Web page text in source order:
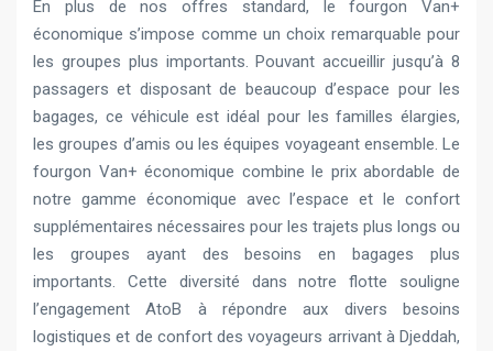
En plus de nos offres standard, le fourgon Van+
économique s’impose comme un choix remarquable pour
les groupes plus importants. Pouvant accueillir jusqu’à 8
passagers et disposant de beaucoup d’espace pour les
bagages, ce véhicule est idéal pour les familles élargies,
les groupes d’amis ou les équipes voyageant ensemble. Le
fourgon Van+ économique combine le prix abordable de
notre gamme économique avec l’espace et le confort
supplémentaires nécessaires pour les trajets plus longs ou
les groupes ayant des besoins en bagages plus
importants. Cette diversité dans notre flotte souligne
l’engagement AtoB à répondre aux divers besoins
logistiques et de confort des voyageurs arrivant à Djeddah,